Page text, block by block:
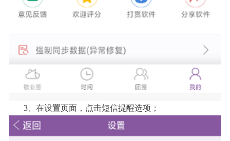
3、在设置页面，点击短信提醒选项；